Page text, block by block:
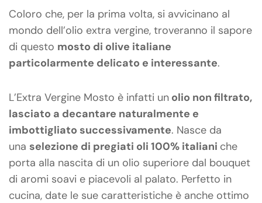
Coloro che, per la prima volta, si avvicinano al
mondo dell’olio extra vergine, troveranno il sapore
di questo mosto di olive italiane
particolarmente delicato e interessante.
L’Extra Vergine Mosto è infatti un olio non filtrato,
lasciato a decantare naturalmente e
imbottigliato successivamente. Nasce da
una selezione di pregiati oli 100% italiani che
porta alla nascita di un olio superiore dal bouquet
di aromi soavi e piacevoli al palato. Perfetto in
cucina, date le sue caratteristiche è anche ottimo